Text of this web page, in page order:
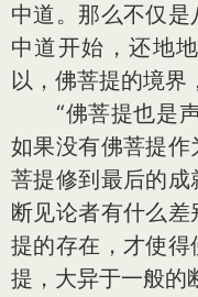
中道。那么不仅
中道开始，还地
以，佛菩提的境界
“佛菩提也是声
如果没有佛菩提
菩提修到最后的
断见论者有什么
提的存在，才使
提，大异于一般的